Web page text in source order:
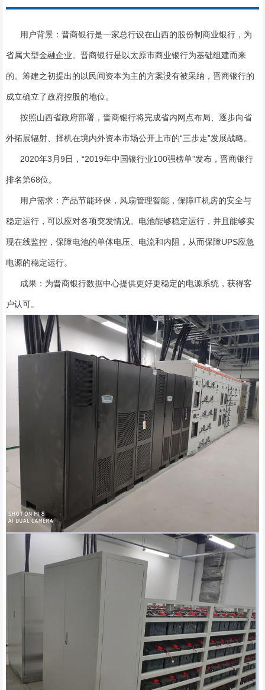
用户背景：晋商银行是一家总行设在山西的股份制商业银行，为
省属大型金融企业。晋商银行是以太原市商业银行为基础组建而来
的。筹建之初提出的以民间资本为主的方案没有被采纳，晋商银行的
成立确立了政府控股的地位。
按照山西省政府部署，晋商银行将完成省内网点布局、逐步向省
外拓展辐射、择机在境内外资本市场公开上市的“三步走”发展战略。
2020年3月9日，“2019年中国银行业100强榜单”发布，晋商银行
排名第68位。
用户需求：产品节能环保，风扇管理智能，保障IT机房的安全与
稳定运行，可以应对各项突发情况。电池能够稳定运行，并且能够实
现在线监控，保障电池的单体电压、电流和内阻，从而保障UPS应急
电源的稳定运行。
成果：为晋商银行数据中心提供更好更稳定的电源系统，获得客
户认可。